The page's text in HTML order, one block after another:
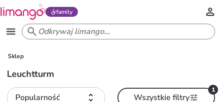
family
Sklep
Leuchtturm
Popularność
1
Wszystkie filtry